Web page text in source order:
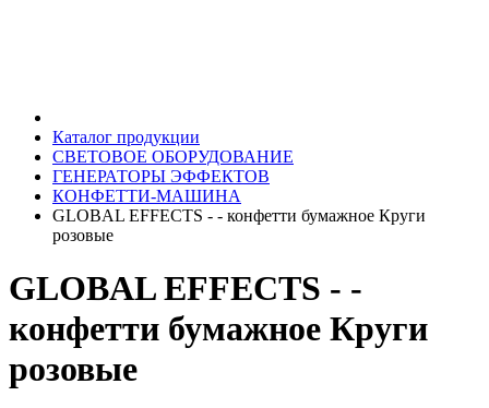
Каталог продукции
СВЕТОВОЕ ОБОРУДОВАНИЕ
ГЕНЕРАТОРЫ ЭФФЕКТОВ
КОНФЕТТИ-МАШИНА
GLOBAL EFFECTS - - конфетти бумажное Круги
розовые
GLOBAL EFFECTS - -
конфетти бумажное Круги
розовые